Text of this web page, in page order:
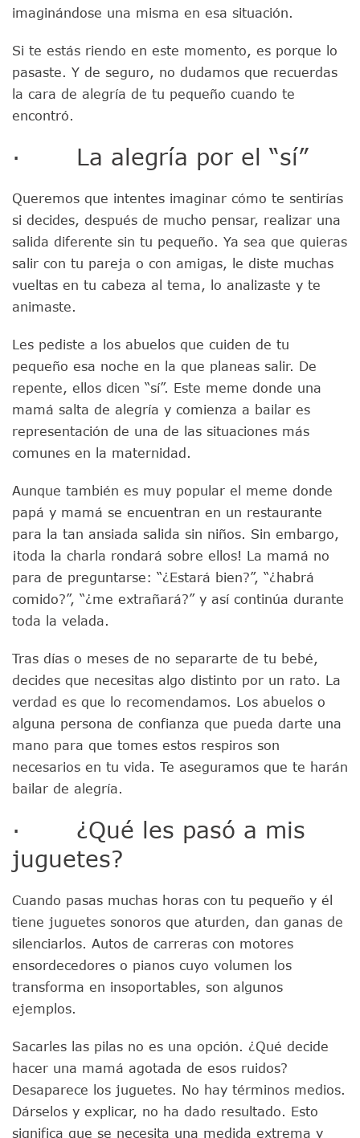
imaginándose una misma en esa situación.
Si te estás riendo en este momento, es porque lo
pasaste. Y de seguro, no dudamos que recuerdas
la cara de alegría de tu pequeño cuando te
encontró.
· La alegría por el “sí”
Queremos que intentes imaginar cómo te sentirías
si decides, después de mucho pensar, realizar una
salida diferente sin tu pequeño. Ya sea que quieras
salir con tu pareja o con amigas, le diste muchas
vueltas en tu cabeza al tema, lo analizaste y te
animaste.
Les pediste a los abuelos que cuiden de tu
pequeño esa noche en la que planeas salir. De
repente, ellos dicen “sí”. Este meme donde una
mamá salta de alegría y comienza a bailar es
representación de una de las situaciones más
comunes en la maternidad.
Aunque también es muy popular el meme donde
papá y mamá se encuentran en un restaurante
para la tan ansiada salida sin niños. Sin embargo,
¡toda la charla rondará sobre ellos! La mamá no
para de preguntarse: “¿Estará bien?”, “¿habrá
comido?”, “¿me extrañará?” y así continúa durante
toda la velada.
Tras días o meses de no separarte de tu bebé,
decides que necesitas algo distinto por un rato. La
verdad es que lo recomendamos. Los abuelos o
alguna persona de confianza que pueda darte una
mano para que tomes estos respiros son
necesarios en tu vida. Te aseguramos que te harán
bailar de alegría.
· ¿Qué les pasó a mis
juguetes?
Cuando pasas muchas horas con tu pequeño y él
tiene juguetes sonoros que aturden, dan ganas de
silenciarlos. Autos de carreras con motores
ensordecedores o pianos cuyo volumen los
transforma en insoportables, son algunos
ejemplos.
Sacarles las pilas no es una opción. ¿Qué decide
hacer una mamá agotada de esos ruidos?
Desaparece los juguetes. No hay términos medios.
Dárselos y explicar, no ha dado resultado. Esto
significa que se necesita una medida extrema y